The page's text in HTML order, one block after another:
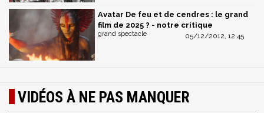
Avatar De feu et de cendres : le grand
film de 2025 ? - notre critique
05/12/2012, 12:45
grand spectacle
VIDÉOS À NE PAS MANQUER